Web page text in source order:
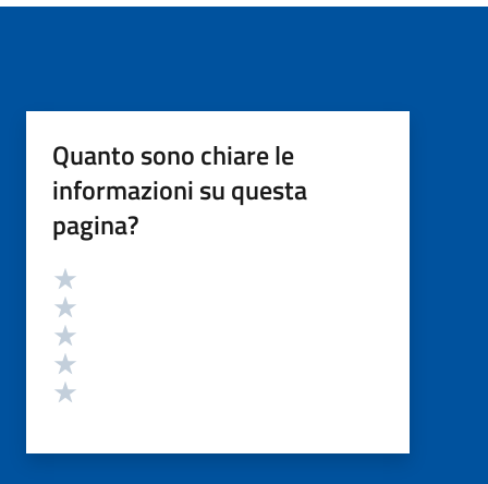
Quanto sono chiare le
informazioni su questa
pagina?
Valutazione